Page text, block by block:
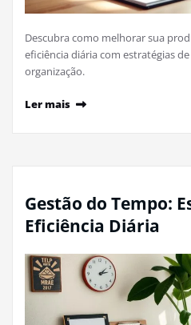
Descubra como melhorar sua
eficiência diária com estratégias
organização.
Ler mais
Gestão do Tempo:
Eficiência Diária